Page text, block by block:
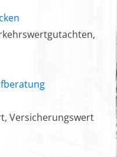
Versicherungswert